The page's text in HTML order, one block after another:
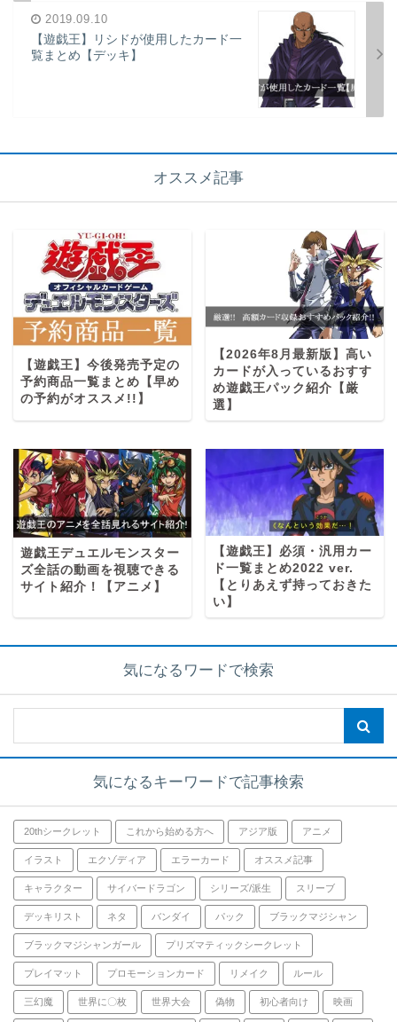
2019.09.10
【遊戯王】リシドが使用したカード一
覧まとめ【デッキ】
オススメ記事
【遊戯王】今後発売予定の
予約商品一覧まとめ【早め
の予約がオススメ!!】
【2026年8月最新版】高い
カードが入っているおすす
め遊戯王パック紹介【厳
選】
遊戯王デュエルモンスター
ズ全話の動画を視聴できる
サイト紹介！【アニメ】
【遊戯王】必須・汎用カー
ド一覧まとめ2022 ver.
【とりあえず持っておきた
い】
気になるワードで検索
気になるキーワードで記事検索
20thシークレット これから始める方へ アジア版 アニメ
イラスト エクゾディア エラーカード オススメ記事
キャラクター サイバードラゴン シリーズ/派生 スリーブ
デッキリスト ネタ バンダイ パック ブラックマジシャン
ブラックマジシャンガール プリズマティックシークレット
プレイマット プロモーションカード リメイク ルール
三幻魔 世界に〇枚 世界大会 偽物 初心者向け 映画